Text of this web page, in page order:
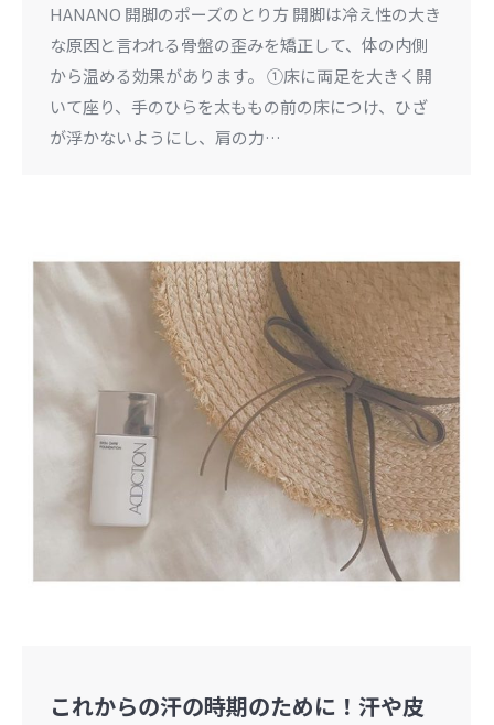
HANANO 開脚のポーズのとり方 開脚は冷え性の大き
な原因と言われる骨盤の歪みを矯正して、体の内側
から温める効果があります。 ①床に両足を大きく開
いて座り、手のひらを太ももの前の床につけ、ひざ
が浮かないようにし、肩の力…
これからの汗の時期のために！汗や皮